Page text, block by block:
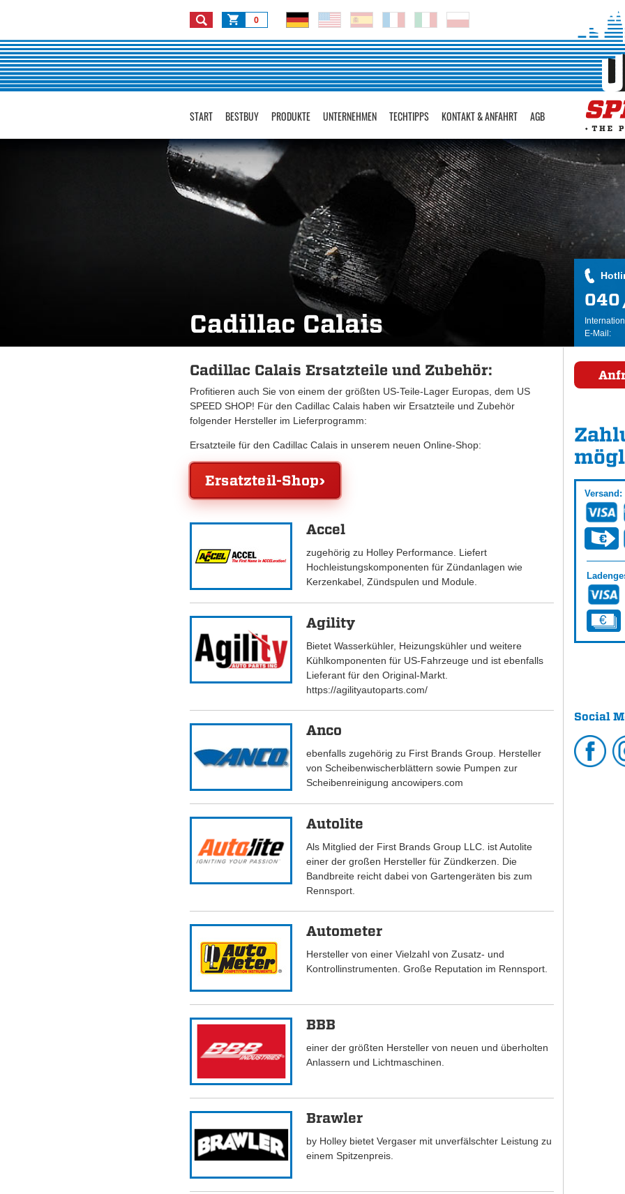
0
START BESTBUY PRODUKTE UNTERNEHMEN TECHTIPPS KONTAKT & ANFAHRT AGB
Cadillac Calais
040
E-Mail:
Cadillac Calais Ersatzteile und Zubehör:
Profitieren auch Sie von einem der größten US-Teile-Lager Europas, dem US
SPEED SHOP! Für den Cadillac Calais haben wir Ersatzteile und Zubehör
folgender Hersteller im Lieferprogramm:
Ersatzteile für den Cadillac Calais in unserem neuen Online-Shop:
Ersatzteil-Shop
Accel
zugehörig zu Holley Performance. Liefert
Hochleistungskomponenten für Zündanlagen wie
Kerzenkabel, Zündspulen und Module.
Agility
Bietet Wasserkühler, Heizungskühler und weitere
Kühlkomponenten für US-Fahrzeuge und ist ebenfalls
Lieferant für den Original-Markt.
https://agilityautoparts.com/
Anco
ebenfalls zugehörig zu First Brands Group. Hersteller
von Scheibenwischerblättern sowie Pumpen zur
Scheibenreinigung ancowipers.com
Autolite
Als Mitglied der First Brands Group LLC. ist Autolite
einer der großen Hersteller für Zündkerzen. Die
Bandbreite reicht dabei von Gartengeräten bis zum
Rennsport.
Autometer
Hersteller von einer Vielzahl von Zusatz- und
Kontrollinstrumenten. Große Reputation im Rennsport.
BBB
einer der größten Hersteller von neuen und überholten
Anlassern und Lichtmaschinen.
Brawler
by Holley bietet Vergaser mit unverfälschter Leistung zu
einem Spitzenpreis.
Versand:
Social